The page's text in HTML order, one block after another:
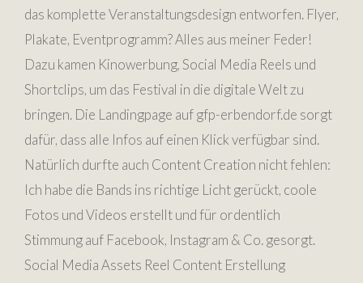
das komplette Veranstaltungsdesign entworfen. Flyer,
Plakate, Eventprogramm? Alles aus meiner Feder!
Dazu kamen Kinowerbung, Social Media Reels und
Shortclips, um das Festival in die digitale Welt zu
bringen. Die Landingpage auf gfp-erbendorf.de sorgt
dafür, dass alle Infos auf einen Klick verfügbar sind.
Natürlich durfte auch Content Creation nicht fehlen:
Ich habe die Bands ins richtige Licht gerückt, coole
Fotos und Videos erstellt und für ordentlich
Stimmung auf Facebook, Instagram & Co. gesorgt.
Social Media Assets Reel Content Erstellung